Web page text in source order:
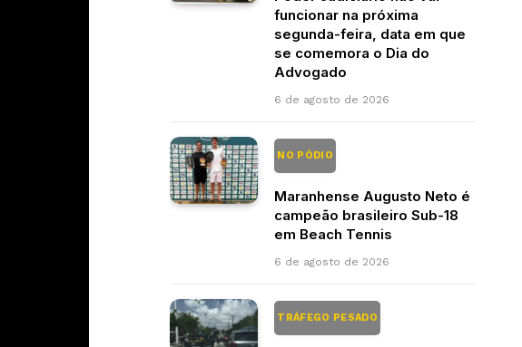
funcionar na próxima
segunda-feira, data em que
se comemora o Dia do
Advogado
6 de agosto de 2026
NO PÓDIO
Maranhense Augusto Neto é
campeão brasileiro Sub-18
em Beach Tennis
6 de agosto de 2026
TRÁFEGO PESADO